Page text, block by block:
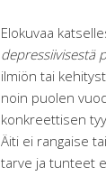
Elokuvaa
depressiivisestä
ilmiön tai
noin puolen
konkreettisen
Äiti ei rangaise
tarve ja tunteet